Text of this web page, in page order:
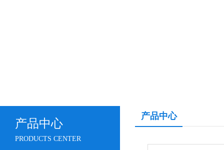
产品中心
PRODUCTS CENTER
产品中心